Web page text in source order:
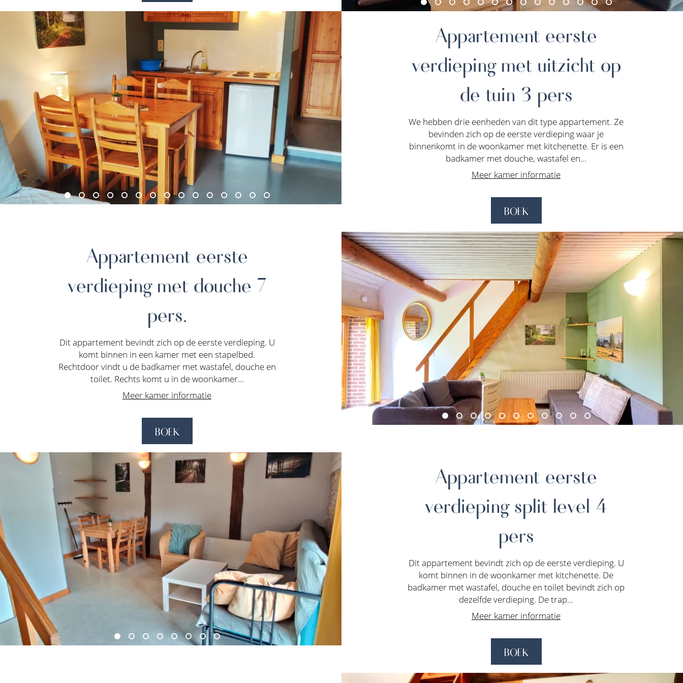
Appartement eerste
verdieping met uitzicht op
de tuin 3 pers
We hebben drie eenheden van dit type appartement. Ze
bevinden zich op de eerste verdieping waar je
binnenkomt in de woonkamer met kitchenette. Er is een
badkamer met douche, wastafel en...
Meer kamer informatie
BOEK
Appartement eerste
verdieping met douche 7
pers.
Dit appartement bevindt zich op de eerste verdieping. U
komt binnen in een kamer met een stapelbed.
Rechtdoor vindt u de badkamer met wastafel, douche en
toilet. Rechts komt u in de woonkamer...
Meer kamer informatie
BOEK
Appartement eerste
verdieping split level 4
pers
Dit appartement bevindt zich op de eerste verdieping. U
komt binnen in de woonkamer met kitchenette. De
badkamer met wastafel, douche en toilet bevindt zich op
dezelfde verdieping. De trap...
Meer kamer informatie
BOEK